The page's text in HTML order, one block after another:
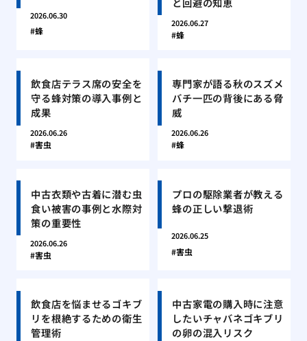
2026.06.30
蜂
2026.06.27
蜂
飲食店テラス席の安全を
守る蜂対策の導入事例と
成果
2026.06.26
害虫
専門家が語る秋のスズメ
バチ一匹の背後にある脅
威
2026.06.26
蜂
中古衣類や古着に潜む虫
食い被害の事例と水際対
策の重要性
2026.06.26
害虫
プロの駆除業者が教える
蜂の正しい撃退術
2026.06.25
害虫
飲食店を悩ませるゴキブ
リを根絶するための衛生
管理術
中古家電の購入時に注意
したいチャバネゴキブリ
の卵の混入リスク